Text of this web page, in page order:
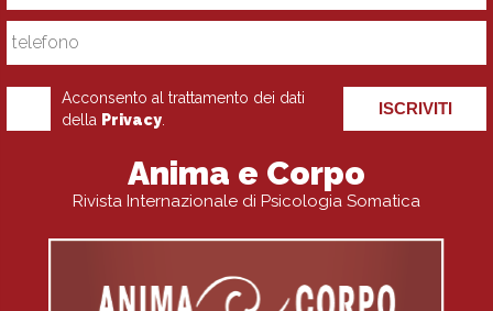
Acconsento al trattamento dei dati
della Privacy
ISCRIVITI
Anima e Corpo
Rivista Internazionale di Psicologia Somatica